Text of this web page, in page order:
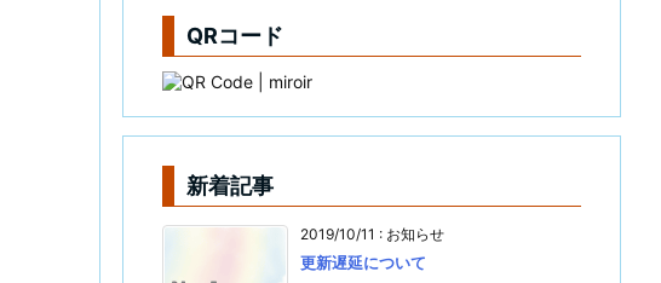
QRコード
新着記事
2019/10/11 : お知らせ
更新遅延について